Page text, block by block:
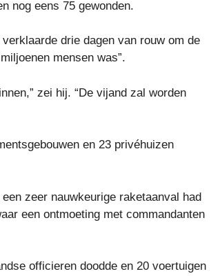
nog eens 75 gewonden.
drie dagen van rouw om de
mensen was”.
zei hij. “De vijand zal worden
en 23 privéhuizen
zeer nauwkeurige raketaanval had
een ontmoeting met commandanten
officieren doodde en 20 voertuigen